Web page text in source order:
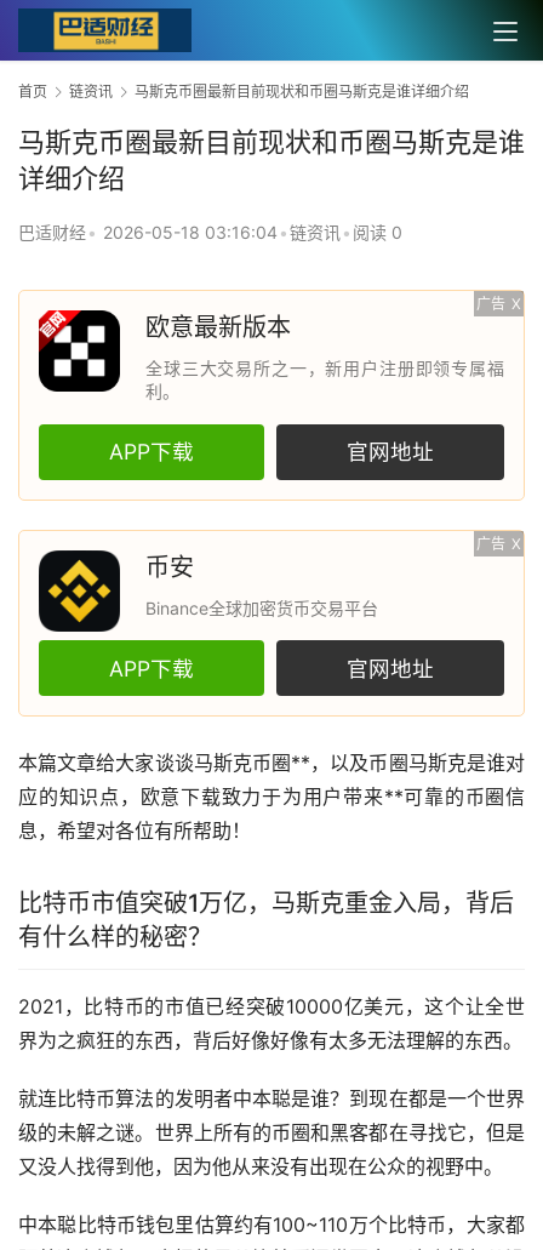
首页 链资讯 马斯克币圈最新目前现状和币圈马斯克是谁详细介绍
马斯克币圈最新目前现状和币圈马斯克是谁
详细介绍
巴适财经• 2026-05-18 03:16:04 •链资讯 • 阅读 0
广告 X
欧意最新版本
全球三大交易所之一，新用户注册即领专属福
利。
APP下载 官网地址
广告 X
币安
Binance全球加密货币交易平台
APP下载 官网地址
本篇文章给大家谈谈马斯克币圈**，以及币圈马斯克是谁对
应的知识点， 欧意下载致力于为用户带来**可靠的币圈信
息，希望对各位有所帮助！
比特币市值突破1万亿，马斯克重金入局，背后
有什么样的秘密？
2021，比特币的市值已经突破10000亿美元，这个让全世
界为之疯狂的东西，背后好像好像有太多无法理解的东西。
就连比特币算法的发明者中本聪是谁？到现在都是一个世界
级的未解之谜。世界上所有的币圈和黑客都在寻找它，但是
又没人找得到他，因为他从来没有出现在公众的视野中。
中本聪比特币钱包里估算约有100~110万个比特币，大家都